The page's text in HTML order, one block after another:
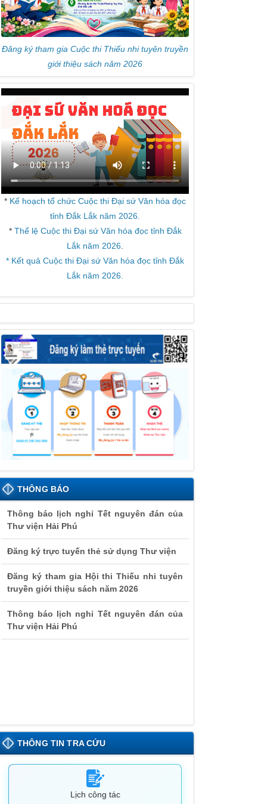
Đăng ký tham gia Cuộc thi Thiếu nhi tuyên truyền
giới thiệu sách năm 2026
* Kế hoạch tổ chức Cuộc thi Đại sứ Văn hóa đọc
tỉnh Đắk Lắk năm 2026.
* Thể lệ Cuộc thi Đại sứ Văn hóa đọc tỉnh Đắk
Lắk năm 2026
* Kết quả Cuộc thi Đại sứ Văn hóa đọc tỉnh Đắk
Lắk năm 2026.
THÔNG BÁO
Thông báo lịch nghỉ Tết nguyên đán của
Thư viện Hải Phú
Đăng ký trực tuyến thẻ sử dụng Thư viện
Đăng ký tham gia Hội thi Thiếu nhi tuyên
truyền giới thiệu sách năm 2026
Thông báo lịch nghỉ Tết nguyên đán của
Thư viện Hải Phú
THÔNG TIN TRA CỨU
Lịch công tác